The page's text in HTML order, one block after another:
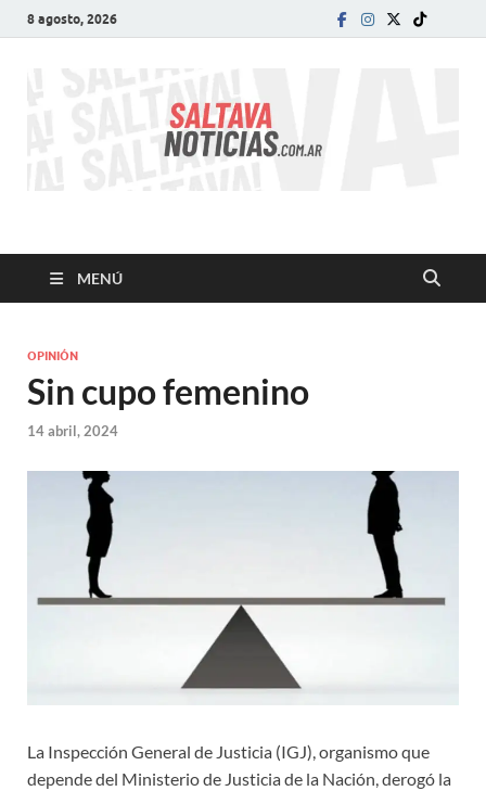
8 agosto, 2026
SALTA VA!
MENÚ
OPINIÓN
Sin cupo femenino
14 abril, 2024
La Inspección General de Justicia (IGJ), organismo que
depende del Ministerio de Justicia de la Nación, derogó la